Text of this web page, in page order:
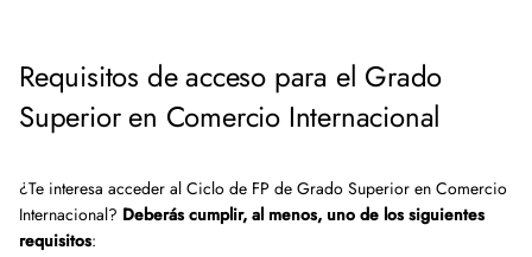
Requisitos de acceso para el Grado
Superior en Comercio Internacional
¿Te interesa acceder al Ciclo de FP de Grado Superior en Comercio
Internacional? Deberás cumplir, al menos, uno de los siguientes
requisitos: